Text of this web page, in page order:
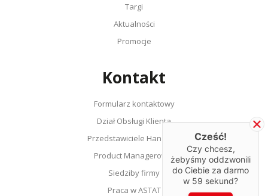
Targi
Aktualności
Promocje
Kontakt
Formularz kontaktowy
Dział Obsługi Klienta
Przedstawiciele Handlowi
Product Managerowie
Siedziby firmy
Praca w ASTAT
Cześć!
Czy chcesz,
żebyśmy oddzwonili
do Ciebie za darmo
w 59 sekund?